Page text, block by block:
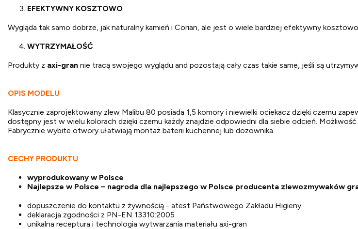
EFEKTYWNY KOSZTOWO
Wygląda tak samo dobrze, jak naturalny kamień i Corian, ale jest o wiele bardziej efektywny
WYTRZYMAŁOŚĆ
Produkty z axi-gran nie tracą swojego wyglądu and pozostają cały czas takie same, jeśli są
OPIS MODELU
Klasycznie zaprojektowany zlew Malibu 80 posiada 1,5 komory i niewielki ociekacz dzięki czemu
dostępny jest w wielu kolorach dzięki czemu każdy znajdzie odpowiedni dla siebie odcień.
Fabrycznie wybite otwory ułatwiają montaż baterii kuchennej lub dozownika.
CECHY PRODUKTU
wyprodukowany w Polsce
Najlepsze w Polsce – nagroda dla najlepszego w Polsce producenta zlewozmywaków
dopuszczenie do kontaktu z żywnością - atest Państwowego Zakładu Higieny
deklaracja zgodności z PN-EN 13310:2005
unikalna receptura i technologia wytwarzania materiału axi-gran